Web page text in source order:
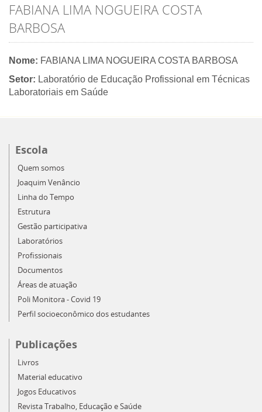
FABIANA LIMA NOGUEIRA COSTA
BARBOSA
Nome: FABIANA LIMA NOGUEIRA COSTA BARBOSA
Setor: Laboratório de Educação Profissional em Técnicas
Laboratoriais em Saúde
Escola
Quem somos
Joaquim Venâncio
Linha do Tempo
Estrutura
Gestão participativa
Laboratórios
Profissionais
Documentos
Áreas de atuação
Poli Monitora - Covid 19
Perfil socioeconômico dos estudantes
Publicações
Livros
Material educativo
Jogos Educativos
Revista Trabalho, Educação e Saúde